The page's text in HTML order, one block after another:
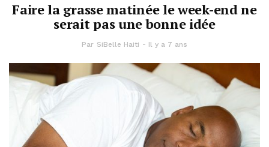
Faire la grasse matinée le week-end ne
serait pas une bonne idée
Par SiBelle Haiti Il y a 7 ans